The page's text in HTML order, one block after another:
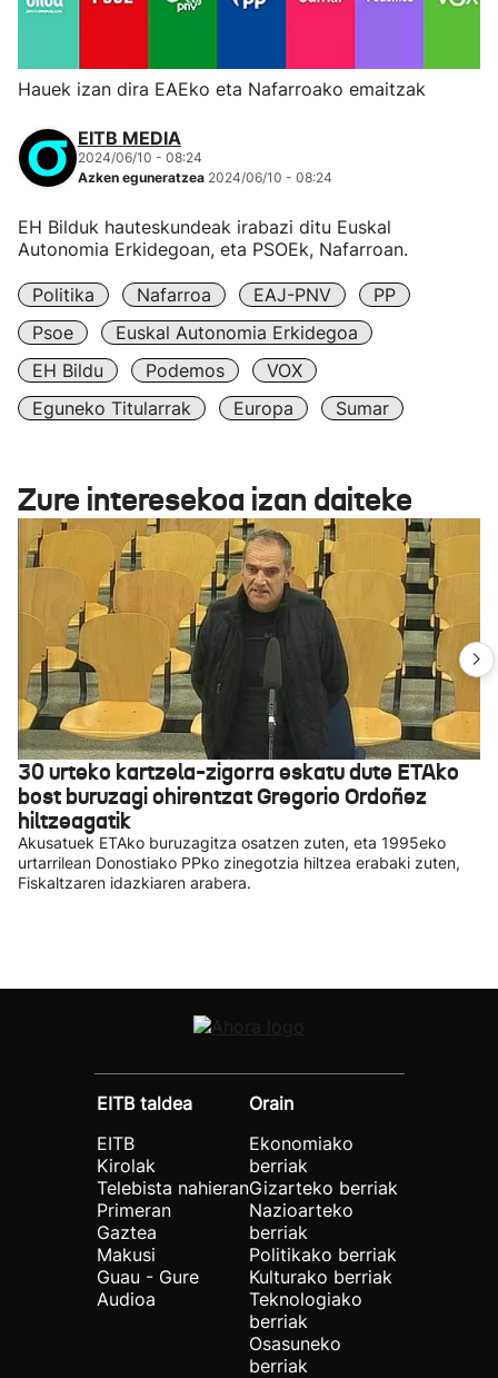
Hauek izan dira EAEko eta Nafarroako emaitzak
EITB MEDIA
2024/06/10 - 08:24
Azken eguneratzea 2024/06/10 - 08:24
EH Bilduk hauteskundeak irabazi ditu Euskal
Autonomia Erkidegoan, eta PSOEk, Nafarroan.
Politika Nafarroa EAJ-PNV
PP
Psoe
Euskal Autonomia Erkidegoa
EH Bildu
Podemos
VOX
Eguneko Titularrak
Europa Sumar
Zure interesekoa izan daiteke
30 urteko kartzela-zigorra eskatu dute ETAko
bost buruzagi ohirentzat Gregorio Ordoñez
hiltzeagatik
Akusatuek ETAko buruzagitza osatzen zuten, eta 1995eko
urtarrilean Donostiako PPko zinegotzia hiltzea erabaki zuten,
Fiskaltzaren idazkiaren arabera.
EITB taldea
EITB
Kirolak
Telebista nahieran
Primeran
Gaztea
Makusi
Guau - Gure
Audioa
Orain
Ekonomiako
berriak
Gizarteko berriak
Nazioarteko
berriak
Politikako berriak
Kulturako berriak
Teknologiako
berriak
Osasuneko
berriak